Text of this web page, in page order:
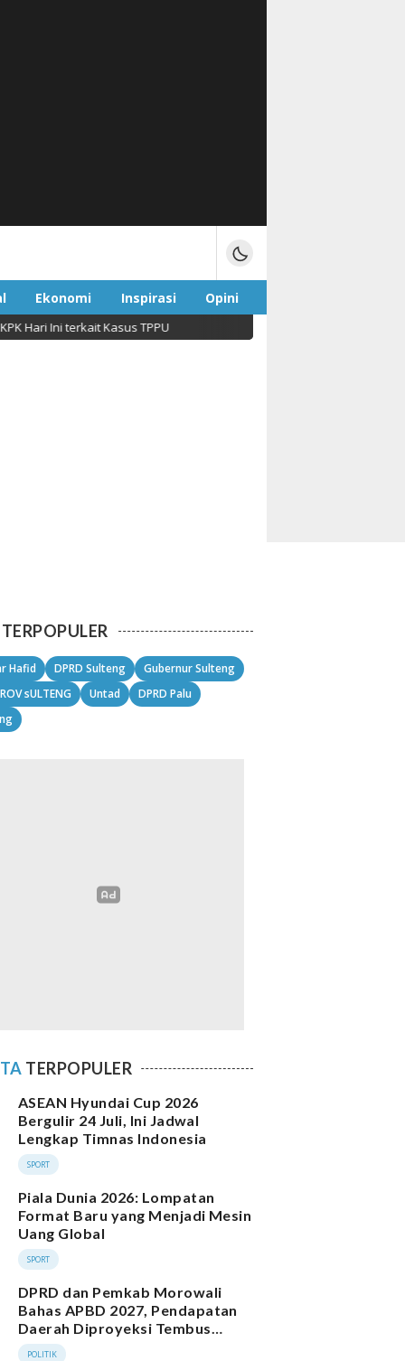
Ekonomi Inspirasi
Opini
Sport
Ini terkait Kasus TPPU
TERPOPULER
Hafid DPRD Sulteng
Gubernur Sulteng
sULTENG
Untad
DPRD Palu
TERPOPULER
ASEAN Hyundai Cup 2026
Bergulir 24 Juli, Ini Jadwal
Lengkap Timnas Indonesia
SPORT
Piala Dunia 2026: Lompatan
Format Baru yang Menjadi Mesin
Uang Global
SPORT
DPRD dan Pemkab Morowali
Bahas APBD 2027, Pendapatan
Daerah Diproyeksi Tembus
Rp2,4 Triliun
POLITIK